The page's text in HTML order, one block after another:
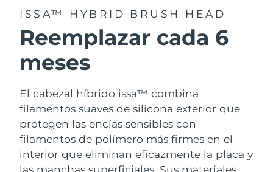
ISSA™ HYBRID BRUSH HEAD
Reemplazar cada 6
meses
El cabezal híbrido issa™ combina
filamentos suaves de silicona exterior que
protegen las encías sensibles con
filamentos de polímero más firmes en el
interior que eliminan eficazmente la placa y
las manchas superficiales. Sus materiales